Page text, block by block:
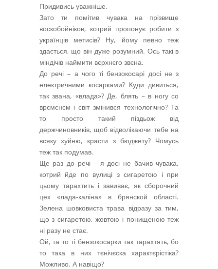
Придивись уважніше.
Зато ти помітив чувака на прізвище
воскобойніков, котрий пропонує робити з
українців метисів? Ну, йому певно теж
здається, що він дуже розумний. Ось такі в
міндічів наймити вєрхнєго звєна.
До речі – а чого ті бензокосарі досі не з
електричними косарками? Куди дивиться,
так звана, «влада»? Де, блять – в ногу со
врємєнєм і світ змінився технологічно? Та
то просто такий піздьож від
держчиновників, щоб відволікаючи тебе на
всяку хуйню, красти з бюджету? Чомусь
теж так подумав.
Ще раз до речі – я досі не бачив чувака,
котрий йде по вулиці з сигаретою і при
цьому тарахтить і завиває, як сборочний
цех «лада-каліна» в брянской області.
Зелена шовковиста трава відразу за тим,
що з сигаретою, жовтою і понищеною теж
ні разу не стає.
Ой, та то ті бензокосарки так тарахтять, бо
то така в них тєнічєска характєрістіка?
Можливо. А навіщо?